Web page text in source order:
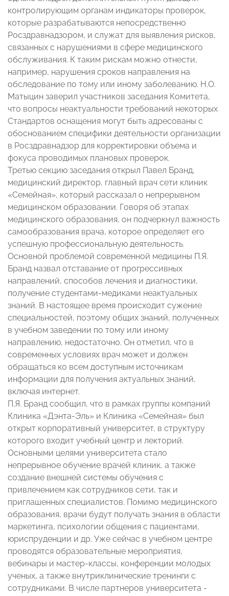
контролирующим органам индикаторы проверок,
которые разрабатываются непосредственно
Росздравнадзором, и служат для выявления рисков,
связанных с нарушениями в сфере медицинского
обслуживания. К таким рискам можно отнести,
например, нарушения сроков направления на
обследование по тому или иному заболеванию. Н.О.
Матыцин заверил участников заседания Комитета,
что вопросы неактуальности требований некоторых
Стандартов оснащения могут быть адресованы с
обоснованием специфики деятельности организации
в Росздравнадзор для корректировки объема и
фокуса проводимых плановых проверок.
Третью секцию заседания открыл Павел Бранд,
медицинский директор, главный врач сети клиник
«Семейная», который рассказал о непрерывном
медицинском образовании. Говоря об этапах
медицинского образования, он подчеркнул важность
самообразования врача, которое определяет его
успешную профессиональную деятельность.
Основной проблемой современной медицины П.Я.
Бранд назвал отставание от прогрессивных
направлений, способов лечения и диагностики,
получение студентами-медиками неактуальных
знаний. В настоящее время происходит сужение
специальностей, поэтому общих знаний, полученных
в учебном заведении по тому или иному
направлению, недостаточно. Он отметил, что в
современных условиях врач может и должен
обращаться ко всем доступным источникам
информации для получения актуальных знаний,
включая интернет.
П.Я. Бранд сообщил, что в рамках группы компаний
Клиника «Дэнта-Эль» и Клиника «Семейная» был
открыт корпоративный университет, в структуру
которого входит учебный центр и лекторий.
Основными целями университета стало
непрерывное обучение врачей клиник, а также
создание внешней системы обучения с
привлечением как сотрудников сети, так и
приглашенных специалистов. Помимо медицинского
образования, врачи будут получать знания в области
маркетинга, психологии общения с пациентами,
юриспруденции и др. Уже сейчас в учебном центре
проводятся образовательные мероприятия,
вебинары и мастер-классы, конференции молодых
ученых, а также внутриклинические тренинги с
сотрудниками. В числе партнеров университета -